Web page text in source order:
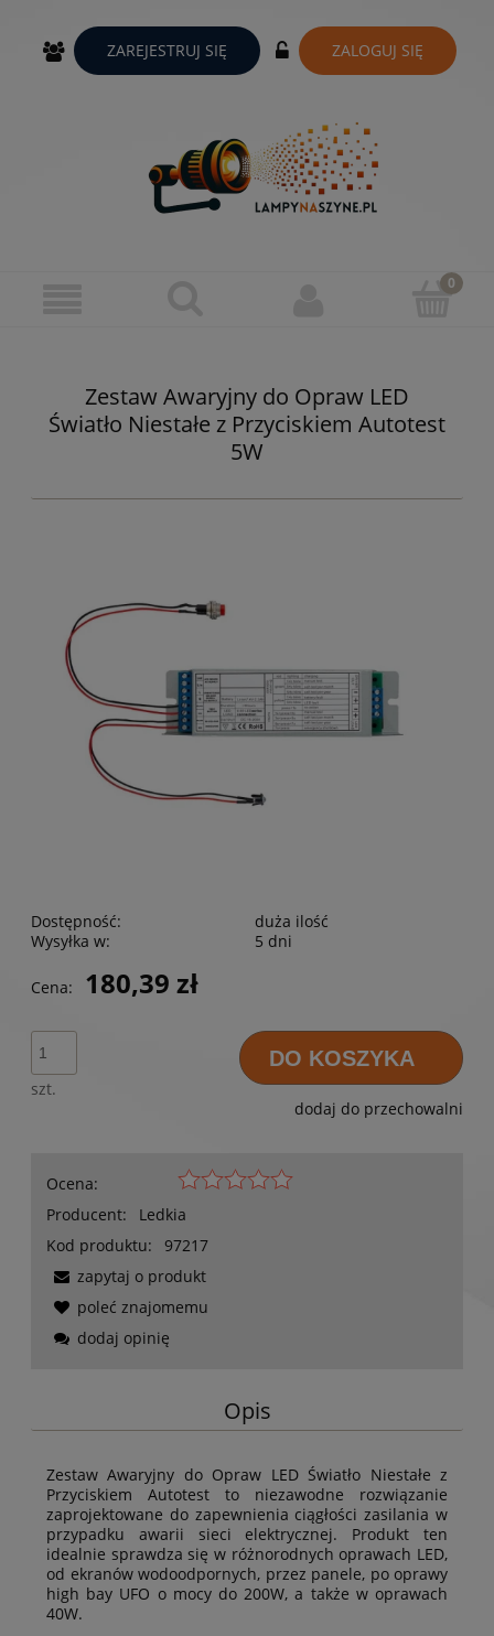
ZAREJESTRUJ SIĘ ZALOGUJ SIĘ
Zestaw Awaryjny do Opraw LED
Światło Niestałe z Przyciskiem Autotest
5W
Dostępność:
duża ilość
Wysyłka w:
5 dni
Cena: 180,39 zł
szt.
DO KOSZYKA
dodaj do przechowalni
Ocena:
Producent:
Ledkia
Kod produktu:
97217
zapytaj o produkt
poleć znajomemu
dodaj opinię
Opis
Zestaw Awaryjny do Opraw LED Światło Niestałe z
Przyciskiem Autotest to niezawodne rozwiązanie
zaprojektowane do zapewnienia ciągłości zasilania w
przypadku awarii sieci elektrycznej. Produkt ten
idealnie sprawdza się w różnorodnych oprawach LED,
od ekranów wodoodpornych, przez panele, po oprawy
high bay UFO o mocy do 200W, a także w oprawach
40W.